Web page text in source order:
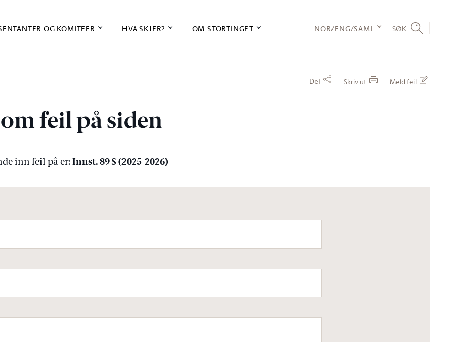
OG KOMITEER HVA SKJER? OM STORTINGET NOR/ENG/SÁMI SØK
Del Skriv ut Meld feil
feil på siden
inn feil på er:Innst. 89 S (2025-2026)